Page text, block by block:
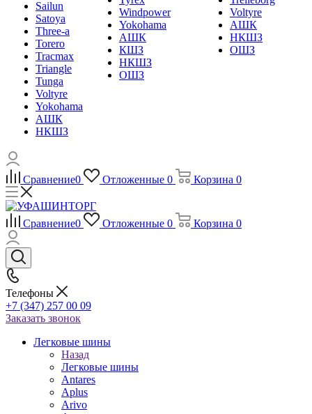
Sailun
Satoya
Three-a
Torero
Tracmax
Triangle
Tunga
Voltyre
Yokohama
АШК
НКШЗ
Windpower
Yokohama
АШК
КШЗ
НКШЗ
ОШЗ
Voltyre
АШК
НКШЗ
ОШЗ
Сравнение0 Отложенные 0 Корзина 0
Сравнение0 Отложенные 0 Корзина 0
Телефоны
+7 (347) 257 00 09
Заказать звонок
Легковые шины
Назад
Легковые шины
Antares
Aplus
Arivo